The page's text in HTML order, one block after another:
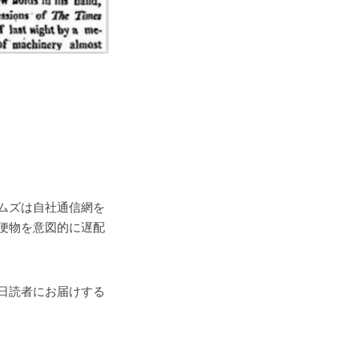
ズは自社通信網を
物を意図的に遅配
読者にお届けする